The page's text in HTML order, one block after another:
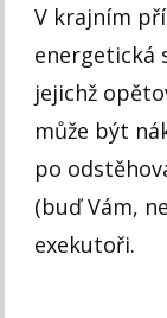
V krajním
energetická
jejichž
může být
po
(buď Vám,
exekutoři.